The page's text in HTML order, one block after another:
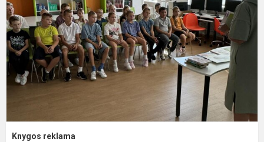
Knygos reklama